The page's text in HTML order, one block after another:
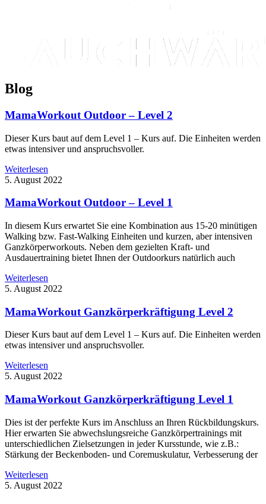
Blog
MamaWorkout Outdoor – Level 2
Dieser Kurs baut auf dem Level 1 – Kurs auf. Die Einheiten werden
etwas intensiver und anspruchsvoller.
Weiterlesen
5. August 2022
MamaWorkout Outdoor – Level 1
In diesem Kurs erwartet Sie eine Kombination aus 15-20 minütigen
Walking bzw. Fast-Walking Einheiten und kurzen, aber intensiven
Ganzkörperworkouts. Neben dem gezielten Kraft- und
Ausdauertraining bietet Ihnen der Outdoorkurs natürlich auch
Weiterlesen
5. August 2022
MamaWorkout Ganzkörperkräftigung Level 2
Dieser Kurs baut auf dem Level 1 – Kurs auf. Die Einheiten werden
etwas intensiver und anspruchsvoller.
Weiterlesen
5. August 2022
MamaWorkout Ganzkörperkräftigung Level 1
Dies ist der perfekte Kurs im Anschluss an Ihren Rückbildungskurs.
Hier erwarten Sie abwechslungsreiche Ganzkörpertrainings mit
unterschiedlichen Zielsetzungen in jeder Kursstunde, wie z.B.:
Stärkung der Beckenboden- und Coremuskulatur, Verbesserung der
Weiterlesen
5. August 2022